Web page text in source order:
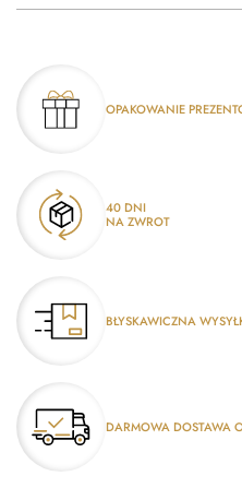
OPAKOWANIE
40 DNI
NA ZWROT
BŁYSKAWICZNA
DARMOWA DOSTAWA